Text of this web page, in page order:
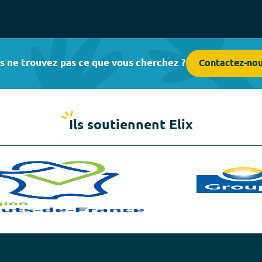
ne trouvez pas ce que vous cherchez ? Contactez-
Ils soutiennent Elix